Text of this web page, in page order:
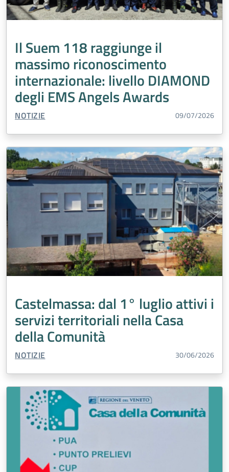
Il Suem 118 raggiunge il
massimo riconoscimento
internazionale: livello DIAMOND
degli EMS Angels Awards
TIPO CONTENUTO:
NOTIZIE 09/07/2026
Castelmassa: dal 1° luglio attivi i
servizi territoriali nella Casa
della Comunità
TIPO CONTENUTO:
NOTIZIE 30/06/2026